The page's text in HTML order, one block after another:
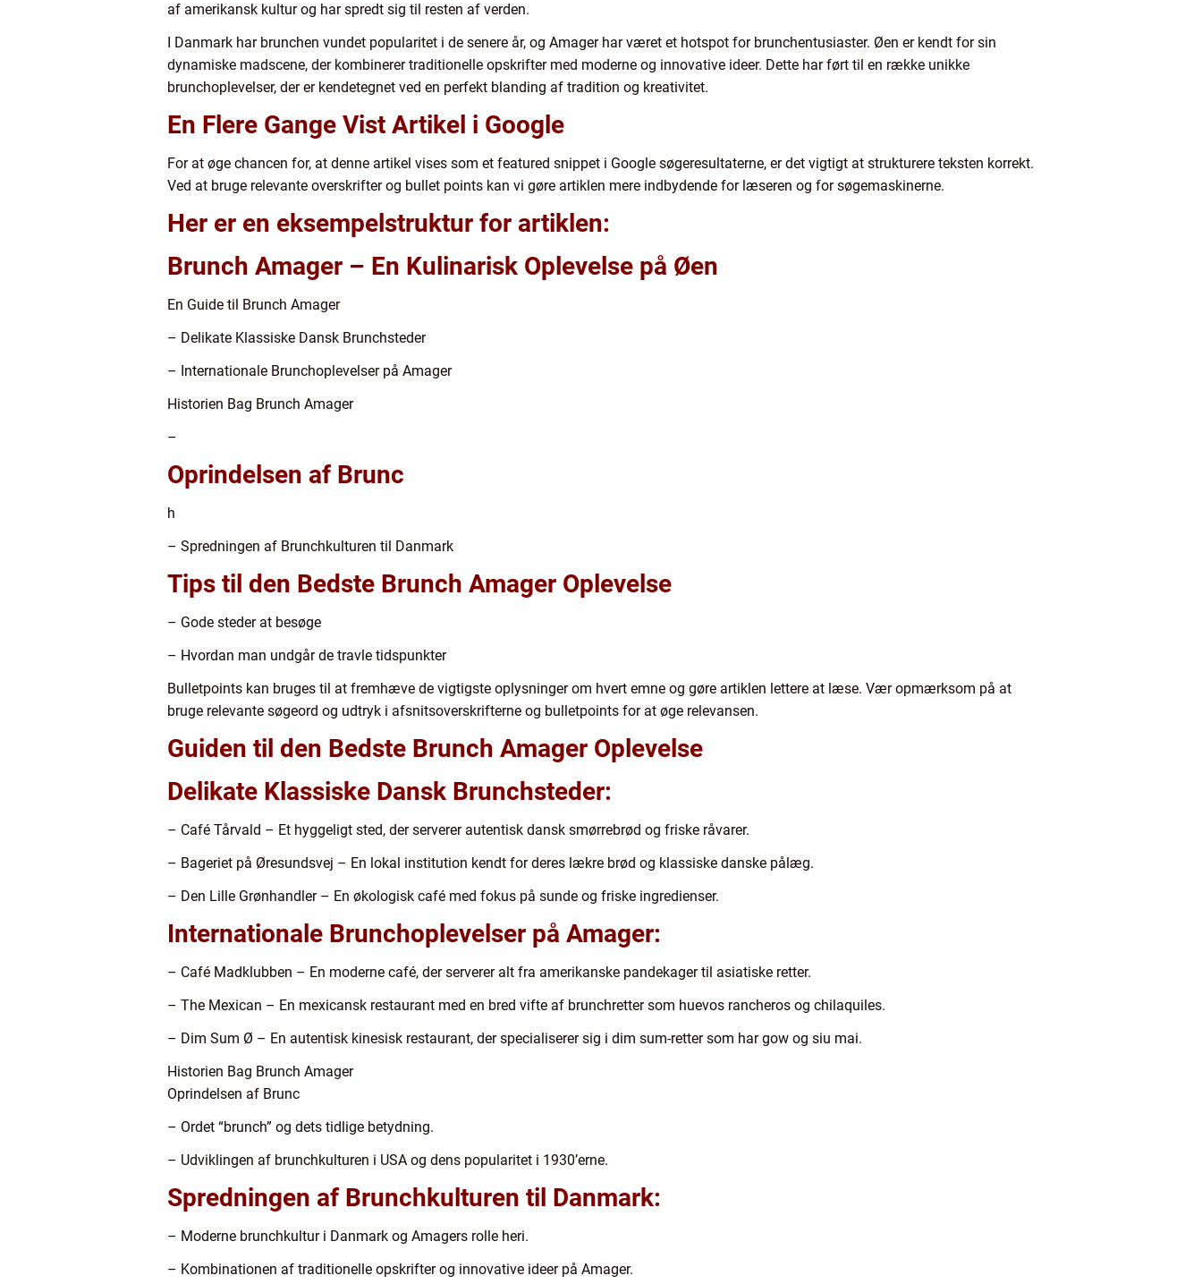
af amerikansk kultur og har spredt sig til resten af verden.
I Danmark har brunchen vundet popularitet i de senere år, og Amager har været et hotspot for brunchentusiaster. Øen er kendt for sin
dynamiske madscene, der kombinerer traditionelle opskrifter med moderne og innovative ideer. Dette har ført til en række unikke
brunchoplevelser, der er kendetegnet ved en perfekt blanding af tradition og kreativitet.
En Flere Gange Vist Artikel i Google
For at øge chancen for, at denne artikel vises som et featured snippet i Google søgeresultaterne, er det vigtigt at strukturere teksten korrekt.
Ved at bruge relevante overskrifter og bullet points kan vi gøre artiklen mere indbydende for læseren og for søgemaskinerne.
Her er en eksempelstruktur for artiklen:
Brunch Amager – En Kulinarisk Oplevelse på Øen
En Guide til Brunch Amager
– Delikate Klassiske Dansk Brunchsteder
– Internationale Brunchoplevelser på Amager
Historien Bag Brunch Amager
–
Oprindelsen af Brunc
h
– Spredningen af Brunchkulturen til Danmark
Tips til den Bedste Brunch Amager Oplevelse
– Gode steder at besøge
– Hvordan man undgår de travle tidspunkter
Bulletpoints kan bruges til at fremhæve de vigtigste oplysninger om hvert emne og gøre artiklen lettere at læse. Vær opmærksom på at
bruge relevante søgeord og udtryk i afsnitsoverskrifterne og bulletpoints for at øge relevansen.
Guiden til den Bedste Brunch Amager Oplevelse
Delikate Klassiske Dansk Brunchsteder:
– Café Tårvald – Et hyggeligt sted, der serverer autentisk dansk smørrebrød og friske råvarer.
– Bageriet på Øresundsvej – En lokal institution kendt for deres lækre brød og klassiske danske pålæg.
– Den Lille Grønhandler – En økologisk café med fokus på sunde og friske ingredienser.
Internationale Brunchoplevelser på Amager:
– Café Madklubben – En moderne café, der serverer alt fra amerikanske pandekager til asiatiske retter.
– The Mexican – En mexicansk restaurant med en bred vifte af brunchretter som huevos rancheros og chilaquiles.
– Dim Sum Ø – En autentisk kinesisk restaurant, der specialiserer sig i dim sum-retter som har gow og siu mai.
Historien Bag Brunch Amager
Oprindelsen af Brunc
– Ordet “brunch” og dets tidlige betydning.
– Udviklingen af brunchkulturen i USA og dens popularitet i 1930’erne.
Spredningen af Brunchkulturen til Danmark:
– Moderne brunchkultur i Danmark og Amagers rolle heri.
– Kombinationen af traditionelle opskrifter og innovative ideer på Amager.